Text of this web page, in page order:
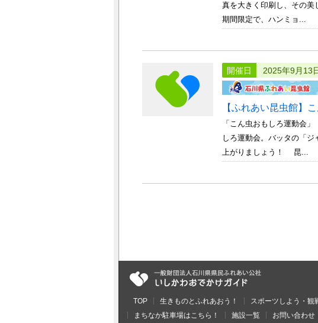
真を大きく印刷し、その
期間限定で、ハンミョ...
開催日 2025年9月13
【ふれあい昆虫館】
「こん虫おもしろ運動会
しろ運動会。バッタの「
上がりましょう！ 昆...
TOP 生きものとふれあおう！ スポーツしよう・観
まちなか駐車場はこちら！
施設一覧 お問い合わせ